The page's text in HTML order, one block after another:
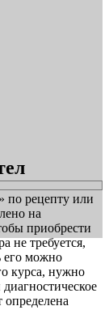
по рецепту или
на
приобрести
не требуется,
его можно
курса, нужно
определена